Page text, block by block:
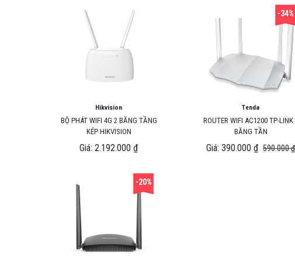
Hikvision
BỘ PHÁT WIFI 4G 2 BĂNG TẦNG
KÉP HIKVISION
Giá: 2.192.000 ₫
-34%
Tenda
ROUTER WIFI AC1200 TP-LINK
BĂNG TẦN
Giá: 390.000 ₫ 590.000 ₫
-20%